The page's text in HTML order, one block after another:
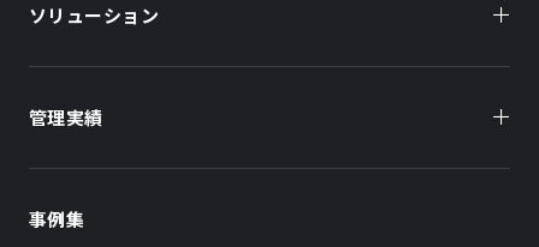
ソリューション
オーナー様向け
管理実績
事例集